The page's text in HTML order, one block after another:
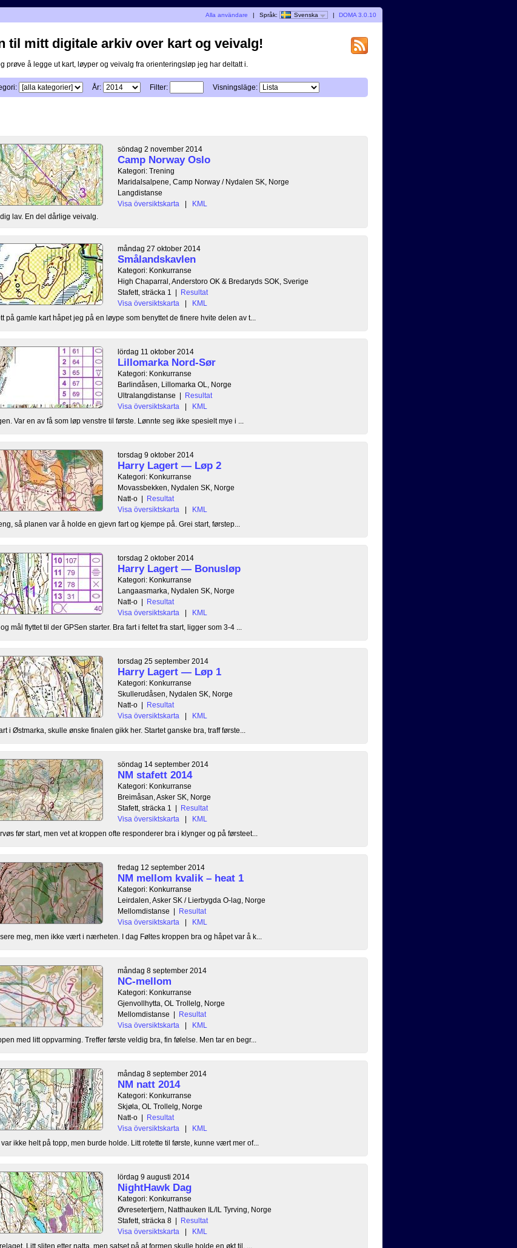
Alla användare | Språk: Svenska | DOMA 3.0.10
til mitt digitale arkiv over kart og veivalg!
prøve å legge ut kart, løyper og veivalg fra orienteringsløp jeg har deltatt i.
År: Filter: Visningsläge:
söndag 2 november 2014
Camp Norway Oslo
Kategori: Trening
Maridalsalpene, Camp Norway / Nydalen SK, Norge
Langdistanse
Visa översiktskarta
|
KML
lav. En del dårlige veivalg.
måndag 27 oktober 2014
Smålandskavlen
Kategori: Konkurranse
High Chaparral, Anderstoro OK & Bredaryds SOK, Sverige
Stafett, sträcka 1
| Resultat
Visa översiktskarta
|
KML
på gamle kart håpet jeg på en løype som benyttet de finere hvite delen av t...
lördag 11 oktober 2014
Lillomarka Nord-Sør
Kategori: Konkurranse
Barlindåsen, Lillomarka OL, Norge
Ultralangdistanse | Resultat
Visa översiktskarta
|
KML
Var en av få som løp venstre til første. Lønnte seg ikke spesielt mye i ...
torsdag 9 oktober 2014
Harry Lagert — Løp 2
Kategori: Konkurranse
Movassbekken, Nydalen SK, Norge
Natt-o | Resultat
Visa översiktskarta
|
KML
så planen var å holde en gjevn fart og kjempe på. Grei start, førstep...
torsdag 2 oktober 2014
Harry Lagert — Bonusløp
Kategori: Konkurranse
Langaasmarka, Nydalen SK, Norge
Natt-o | Resultat
Visa översiktskarta
|
KML
mål flyttet til der GPSen starter. Bra fart i feltet fra start, ligger som 3-4 ...
torsdag 25 september 2014
Harry Lagert — Løp 1
Kategori: Konkurranse
Skullerudåsen, Nydalen SK, Norge
Natt-o | Resultat
Visa översiktskarta
|
KML
i Østmarka, skulle ønske finalen gikk her. Startet ganske bra, traff første...
söndag 14 september 2014
NM stafett 2014
Kategori: Konkurranse
Breimåsan, Asker SK, Norge
Stafett, sträcka 1
| Resultat
Visa översiktskarta
|
KML
før start, men vet at kroppen ofte responderer bra i klynger og på førsteet...
fredag 12 september 2014
NM mellom kvalik – heat 1
Kategori: Konkurranse
Leirdalen, Asker SK / Lierbygda O-lag, Norge
Mellomdistanse | Resultat
Visa översiktskarta
|
KML
meg, men ikke vært i nærheten. I dag Føltes kroppen bra og håpet var å k...
måndag 8 september 2014
NC-mellom
Kategori: Konkurranse
Gjenvollhytta, OL Trollelg, Norge
Mellomdistanse | Resultat
Visa översiktskarta
|
KML
med litt oppvarming. Treffer første veldig bra, fin følelse. Men tar en begr...
måndag 8 september 2014
NM natt 2014
Kategori: Konkurranse
Skjøla, OL Trollelg, Norge
Natt-o | Resultat
Visa översiktskarta
|
KML
ikke helt på topp, men burde holde. Litt rotette til første, kunne vært mer of...
lördag 9 augusti 2014
NightHawk Dag
Kategori: Konkurranse
Øvresetertjern, Natthauken IL/IL Tyrving, Norge
Stafett, sträcka 8 | Resultat
Visa översiktskarta
|
KML
Litt sliten etter natta, men satset på at formen skulle holde en økt til. ...